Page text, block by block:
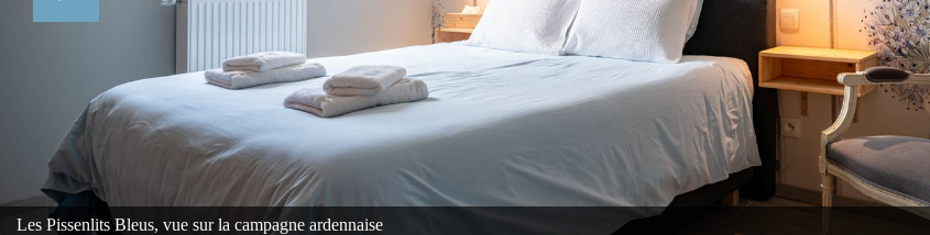
Les Pissenlits Bleus, vue sur la campagne ardennaise